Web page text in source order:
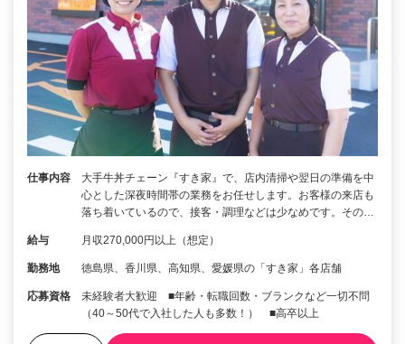
仕事内容
大手牛丼チェーン『すき家』で、店内清掃や翌日の準備を中
心とした深夜時間帯の業務をお任せします。お客様の来店も
落ち着いているので、接客・調理などは少なめです。その…
給与 月収270,000円以上（想定）
勤務地 徳島県、香川県、高知県、愛媛県の「すき家」各店舗
応募資格
未経験者大歓迎 ■年齢・転職回数・ブランクなど一切不問
（40～50代で入社した人も多数！） ■高卒以上